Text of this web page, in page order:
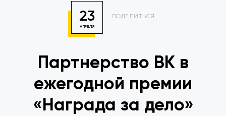
23
АПРЕЛЯ
ПОДЕЛИТЬСЯ
Партнерство ВК в
ежегодной премии
«Награда за дело»